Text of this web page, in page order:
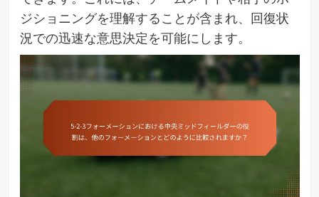
ジショニングを理解することが含まれ、回復状
況での迅速な意思決定を可能にします。